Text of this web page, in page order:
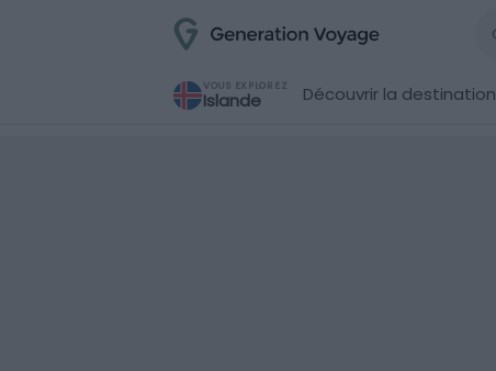
VOUS EXPLOREZ
Islande Découvrir la destination